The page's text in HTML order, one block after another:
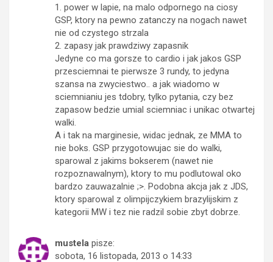
1. power w lapie, na malo odpornego na ciosy
GSP, ktory na pewno zatanczy na nogach nawet
nie od czystego strzala
2. zapasy jak prawdziwy zapasnik
Jedyne co ma gorsze to cardio i jak jakos GSP
przesciemnai te pierwsze 3 rundy, to jedyna
szansa na zwyciestwo.. a jak wiadomo w
sciemnianiu jes tdobry, tylko pytania, czy bez
zapasow bedzie umial sciemniac i unikac otwartej
walki.
A i tak na marginesie, widac jednak, ze MMA to
nie boks. GSP przygotowujac sie do walki,
sparowal z jakims bokserem (nawet nie
rozpoznawalnym), ktory to mu podlutowal oko
bardzo zauwazalnie ;>. Podobna akcja jak z JDS,
ktory sparowal z olimpijczykiem brazylijskim z
kategorii MW i tez nie radzil sobie zbyt dobrze.
mustela pisze:
sobota, 16 listopada, 2013 o 14:33